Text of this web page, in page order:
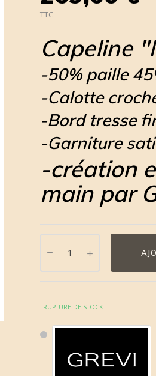
TTC
Capeline
-50% paille
-Calotte
-Bord tresse
-Garniture
-création
main par
RUPTURE DE STOCK